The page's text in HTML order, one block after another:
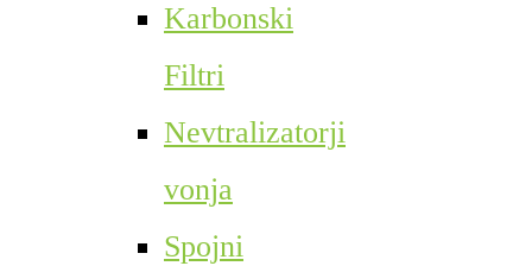
Karbonski
Filtri
Nevtralizatorji
vonja
Spojni